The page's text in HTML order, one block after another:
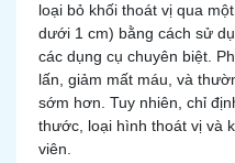
loại bỏ khối thoát vị qua
dưới 1 cm) bằng cách sử
các dụng cụ chuyên biệt.
lấn, giảm mất máu, và
sớm hơn. Tuy nhiên, chỉ
thước, loại hình thoát vị và
viên.